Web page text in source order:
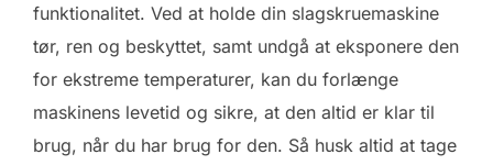
funktionalitet. Ved at holde din slagskruemaskine
tør, ren og beskyttet, samt undgå at eksponere den
for ekstreme temperaturer, kan du forlænge
maskinens levetid og sikre, at den altid er klar til
brug, når du har brug for den. Så husk altid at tage